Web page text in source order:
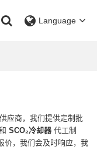
Language
应商，我们提供定制批
SCO₂冷却器 代工制
价，我们会及时响应，我